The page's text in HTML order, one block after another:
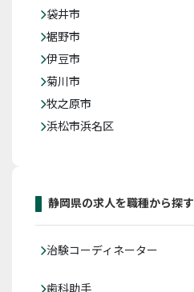
袋井市
裾野市
伊豆市
菊川市
牧之原市
浜松市浜名区
静岡県の求人を職種から探す
治験コーディネーター
歯科助手